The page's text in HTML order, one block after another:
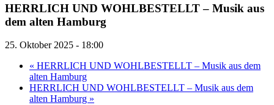
HERRLICH UND WOHLBESTELLT – Musik aus
dem alten Hamburg
25. Oktober 2025 - 18:00
« HERRLICH UND WOHLBESTELLT – Musik aus dem
alten Hamburg
HERRLICH UND WOHLBESTELLT – Musik aus dem
alten Hamburg »